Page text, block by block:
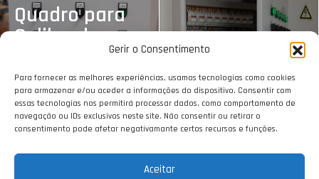
Gerir o Consentimento
Para fornecer as melhores experiências, usamos tecnologias como cookies
para armazenar e/ou aceder a informações do dispositivo. Consentir com
essas tecnologias nos permitirá processar dados, como comportamento de
navegação ou IDs exclusivos neste site. Não consentir ou retirar o
consentimento pode afetar negativamante certos recursos e funções.
Aceitar
Quadro para
Calibrador
Metalomecânica
Quadro AVAC
Creche Bombarral
Quadro AVAC
Quadro
Automação
Unidade Industrial